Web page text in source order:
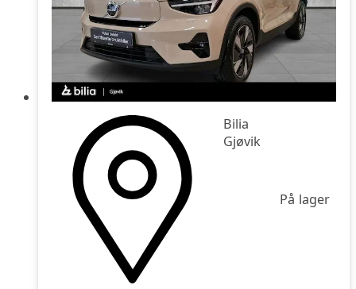
Bilia
Gjøvik
På lager